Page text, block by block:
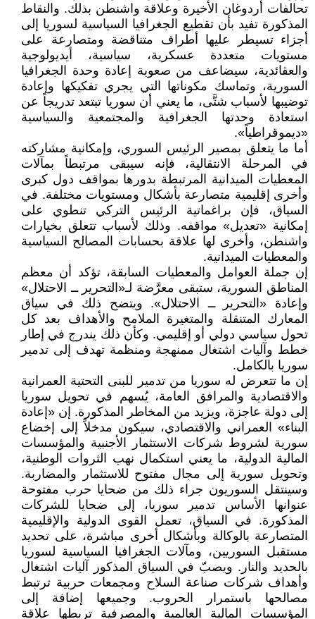
تحالفات أردوغان الأخيرة وعلاقة واشنطن بذلك. والنقاط
المذكورة تفيد بأن تقطيع الجغرافيا السياسية لسوريا إلى
أجزاء تسيطر عليها أطراف متناقضة ومتصارعة على
مستويات متعددة عسكرية، سياسية، أيديولوجية
والعقائدية، سيضاعف من صعوبة إعادة وحدة الجغرافيا
السورية، وتماسك مكوناتها التي يجري تفكيكها وإعادة
توضيبها لأسباب شتَّى، ما يعني أن سوريا تبتعد تدريجاً عن
استعادة وحدتها الجغرافية والمجتمعية والسياسية
«ديموقراطياً».
أما ما يتعلق بمصير الرئيس السوري، وإمكانية مشاركته
في المرحلة الانتقالية، فإنه سيبقى مرتبطاً بمآلات
المعطيات الميدانية المرتبطة بدورها بمواقف دول كبرى
وأخرى إقليمية متصارعة بأشكال ومستويات مختلفة. في
السياق، فإن براغماتية الرئيس التركي تنطوي على
إمكانية «تعديل» مواقفه. وذلك لأسباب تتعلق بخيارات
واشنطن، وأخرى لها علاقة بحسابات المصالح السياسية
والمعطيات الميدانية.
إن جملة العوامل والمعطيات السابقة، تؤكد أن معظم
المناطق السورية، ستبقى معرَّضة لـ«التحرير ــ الاحتلال»
وإعادة «التحرير ــ الاحتلال». ويتضح ذلك في سياق
المعارك المتنقلة والمتغيرة الملامح والأهداف بعد كل
تحول سياسي دولي أو إقليمي. وكأن ذلك يندرج في إطار
خطط وآليات اشتغال ممنهجة ومنظمة تهدف إلى تدمير
سوريا بالكامل.
إن ما تتعرض له سوريا من تدمير للبنى التحتية العمرانية
والاقتصادية والمرافق العامة، يُسهم في تحويل سوريا
إلى دولة عاجزة، ويزيد من المخاطر المذكورة. إن «إعادة
البناء» العمراني والاقتصادي، سيكون مدخلاً إلى إخضاع
سورية لشروط شركات الاستثمار الأجنبية والمؤسسات
المالية الدولية، ما يعني استكمال نهب الثروات الوطنية،
وتحويل سورية إلى مجال مفتوح للاستثمار والمضاربة.
وسينتقل السوريون جراء ذلك من ضحايا حرب مفتوحة
عنوانها الأساس تدمير سوريا، إلى ضحايا للشركات
المذكورة. في السياق، تعمل القوى الدولية والإقليمية
المتصارعة بالوكالة وبأشكال أخرى مباشرة، على تحديد
مستقبل السوريين، ومآلات الجغرافيا السياسية لسوريا
بالحديد والنار. ويصبّ في السياق المذكور آليات اشتغال
وأهداف شركات صناعة السلاح ومجمعات حربية ترتبط
مصالحها باستمرار الحروب. وجميعها إضافة إلى
المؤسسات المالية العالمية والمصرفية تربطها علاقة